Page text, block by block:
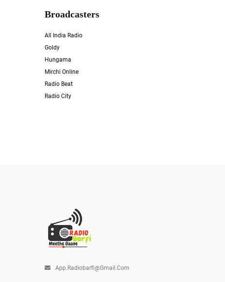
Broadcasters
All India Radio
Goldy
Hungama
Mirchi Online
Radio Beat
Radio City
App.radiobarfi@gmail.com